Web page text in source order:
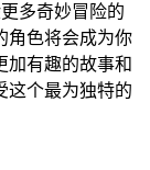
多奇妙冒险的
角色将会成为你
加有趣的故事和
这个最为独特的